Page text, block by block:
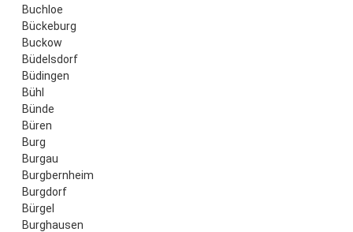
Buchloe
Bückeburg
Buckow
Büdelsdorf
Büdingen
Bühl
Bünde
Büren
Burg
Burgau
Burgbernheim
Burgdorf
Bürgel
Burghausen